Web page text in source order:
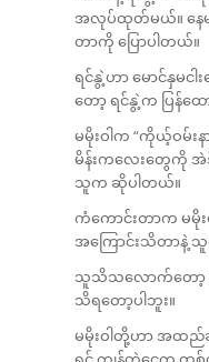
အလုပ်ထုတ်မယ်။ နေမ
တာကို ပြောပါတယ်။
ရင်နွဲ့ဟာ မောင်နှမင
တော့ ရင်နွဲ့က ပြန်ထေ
မမိုးဝါက “ကိုယ့်ဝမ်
မိန်းကလေးတွေကို အဲ
သူက ဆိုပါတယ်။
ကံကောင်းတာက မမို
အကြောင်းသိတာနဲ့ သူ
သူသိသလောက်တော့
သိရတော့ပါဘူး။
မမိုးဝါတို့ဟာ အထည်